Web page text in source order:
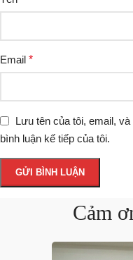
Email *
Lưu tên của tôi, email,
bình luận kế tiếp của tôi.
Cảm